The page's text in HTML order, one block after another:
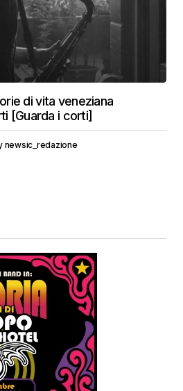
di vita veneziana
[Guarda i corti]
newsic_redazione